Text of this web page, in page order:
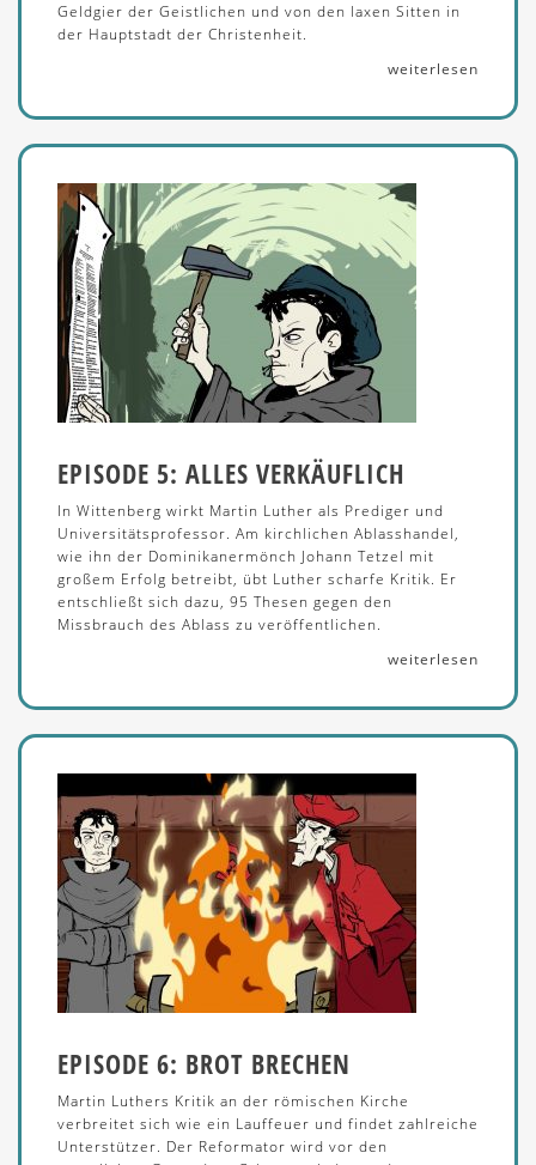
Geldgier der Geistlichen und von den laxen Sitten in
der Hauptstadt der Christenheit.
weiterlesen
EPISODE 5: ALLES VERKÄUFLICH
In Wittenberg wirkt Martin Luther als Prediger und
Universitätsprofessor. Am kirchlichen Ablasshandel,
wie ihn der Dominikanermönch Johann Tetzel mit
großem Erfolg betreibt, übt Luther scharfe Kritik. Er
entschließt sich dazu, 95 Thesen gegen den
Missbrauch des Ablass zu veröffentlichen.
weiterlesen
EPISODE 6: BROT BRECHEN
Martin Luthers Kritik an der römischen Kirche
verbreitet sich wie ein Lauffeuer und findet zahlreiche
Unterstützer. Der Reformator wird vor den